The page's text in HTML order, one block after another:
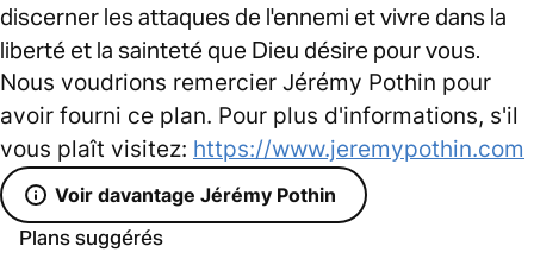
discerner les attaques de l'ennemi et vivre dans la
liberté et la sainteté que Dieu désire pour vous.
Nous voudrions remercier Jérémy Pothin pour
avoir fourni ce plan. Pour plus d'informations, s'il
vous plaît visitez: https://www.jeremypothin.com
Voir davantage Jérémy Pothin
Plans suggérés